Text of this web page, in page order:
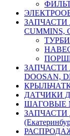
ЗАПЧАСТИ
CUMMINS,
ЗАПЧАСТИ
DOOSAN,
ДАТЧИКИ
ШАГОВЫЕ
ЗАПЧАСТИ